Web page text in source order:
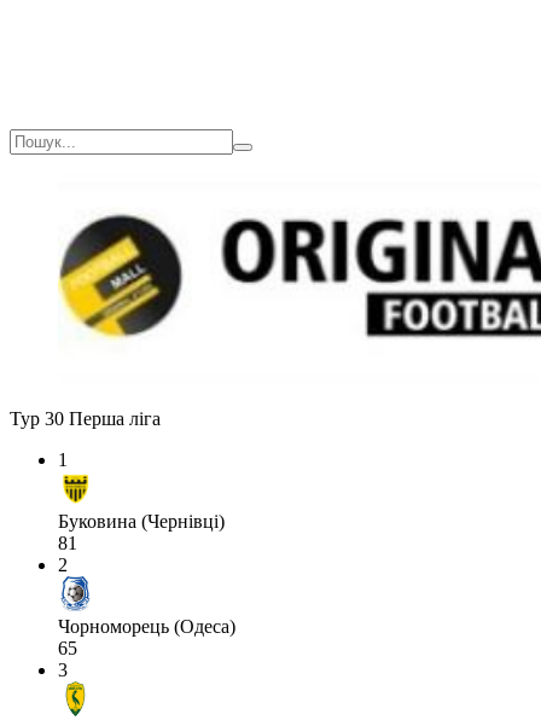
Тур 30 Перша ліга
1
Буковина (Чернівці)
81
2
Чорноморець (Одеса)
65
3